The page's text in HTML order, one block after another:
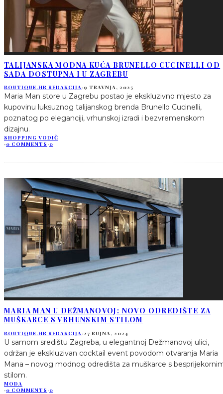
TALIJANSKA MODNA KUĆA BRUNELLO CUCINELLI OD
SADA DOSTUPNA I U ZAGREBU
BOUTIQUE.HR REDAKCIJA·9 TRAVNJA, 2025
Maria Man store u Zagrebu postao je ekskluzivno mjesto za
kupovinu luksuznog talijanskog brenda Brunello Cucinelli,
poznatog po eleganciji, vrhunskoj izradi i bezvremenskom
dizajnu.
SHOPPING VODIČ
·0 COMMENTS ·0
MARIA MAN U DEŽMANOVOJ: NOVO ODREDIŠTE ZA
MUŠKARCE S VRHUNSKIM STILOM
BOUTIQUE.HR REDAKCIJA ·27 RUJNA, 2024
U samom središtu Zagreba, u elegantnoj Dežmanovoj ulici,
održan je ekskluzivan cocktail event povodom otvaranja Maria
Mana – novog modnog odredišta za muškarce s
stilom.
MODA
·0 COMMENTS ·0